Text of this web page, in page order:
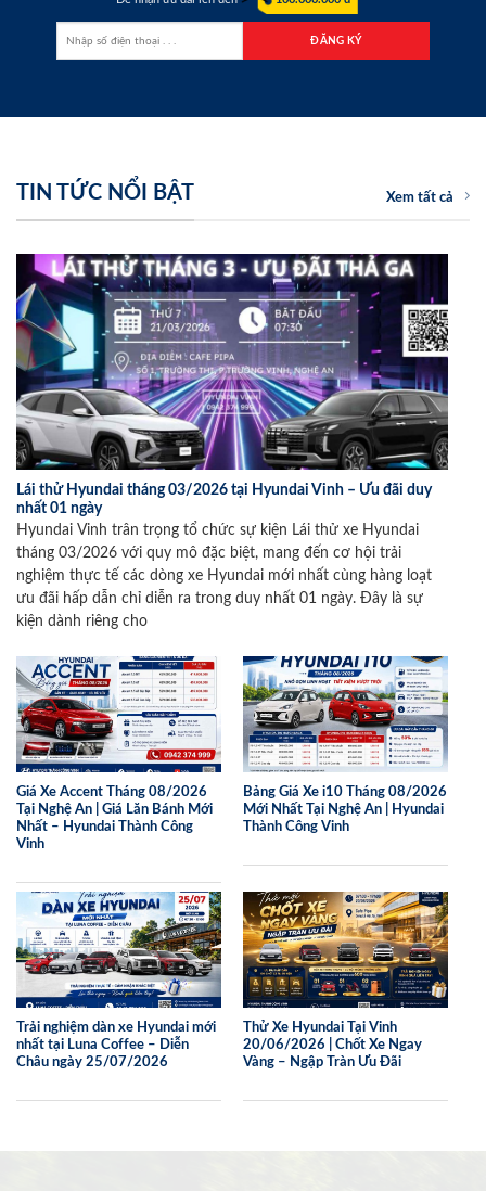
TIN TỨC NỔI BẬT Xem tất cả
Lái thử Hyundai tháng 03/2026 tại Hyundai Vinh – Ưu đãi duy
nhất 01 ngày
Hyundai Vinh trân trọng tổ chức sự kiện Lái thử xe Hyundai
tháng 03/2026 với quy mô đặc biệt, mang đến cơ hội trải
nghiệm thực tế các dòng xe Hyundai mới nhất cùng hàng loạt
ưu đãi hấp dẫn chỉ diễn ra trong duy nhất 01 ngày. Đây là sự
kiện dành riêng cho
Giá Xe Accent Tháng 08/2026
Tại Nghệ An | Giá Lăn Bánh Mới
Nhất – Hyundai Thành Công
Vinh
Bảng Giá Xe i10 Tháng 08/2026
Mới Nhất Tại Nghệ An | Hyundai
Thành Công Vinh
Trải nghiệm dàn xe Hyundai mới
nhất tại Luna Coffee – Diễn
Châu ngày 25/07/2026
Thử Xe Hyundai Tại Vinh
20/06/2026 | Chốt Xe Ngay
Vàng – Ngập Tràn Ưu Đãi